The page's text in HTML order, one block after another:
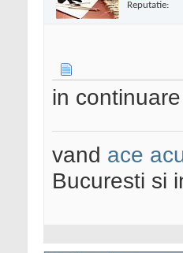
Reputatie:
in
vand ace
Bucuresti si